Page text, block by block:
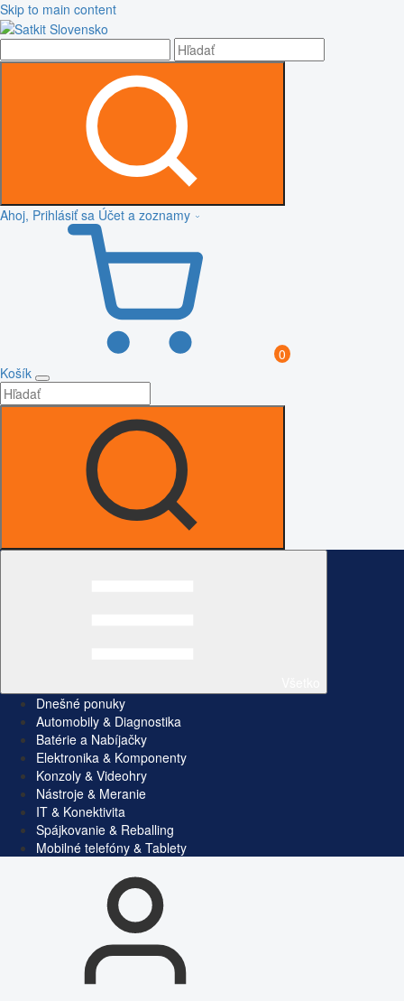
Skip to main content
Ahoj, Prihlásiť sa Účet a zoznamy
0
Košík
Dnešné ponuky
Automobily & Diagnostika
Batérie a Nabíjačky
Elektronika & Komponenty
Konzoly & Videohry
Nástroje & Meranie
IT & Konektivita
Spájkovanie & Reballing
Mobilné telefóny & Tablety